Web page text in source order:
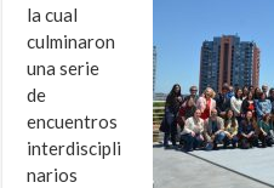
la cual
culminaron
una serie
de
encuentros
interdiscipli
narios